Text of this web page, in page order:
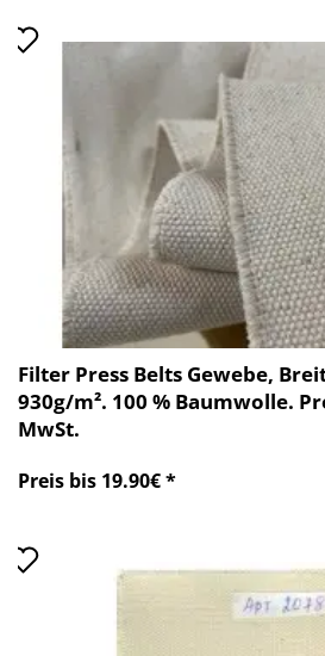
Filter Press Belts Gewebe,
930g/m². 100 % Baumwolle.
MwSt.
Preis bis 19.90€ *